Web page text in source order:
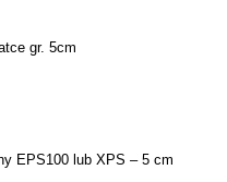
gr. 5cm
EPS100 lub XPS – 5 cm